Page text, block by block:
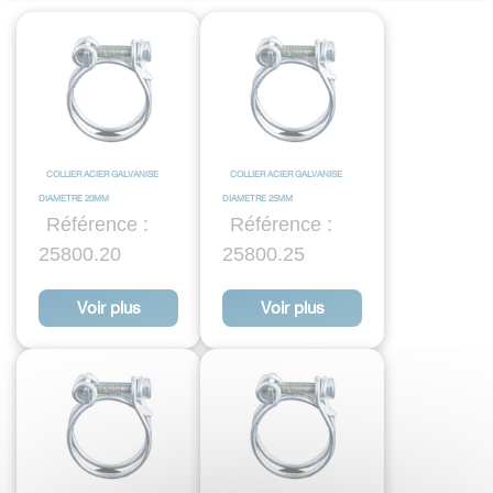
COLLIER ACIER GALVANISE
DIAMETRE 20MM
Référence :
25800.20
Voir plus
COLLIER ACIER GALVANISE
DIAMETRE 25MM
Référence :
25800.25
Voir plus